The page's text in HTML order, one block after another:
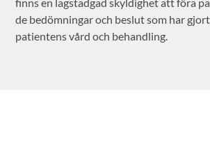
de bedömningar och beslut som har
patientens vård och behandling.